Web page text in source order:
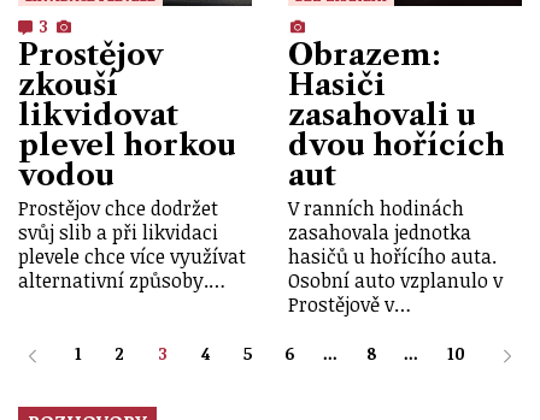
3
Prostějov
zkouší
likvidovat
plevel horkou
vodou
Prostějov chce dodržet
svůj slib a při likvidaci
plevele chce více využívat
alternativní způsoby.…
Obrazem:
Hasiči
zasahovali u
dvou hořících
aut
V ranních hodinách
zasahovala jednotka
hasičů u hořícího auta.
Osobní auto vzplanulo v
Prostějově v…
1 2 3 4 5 6 ... 8 ... 10